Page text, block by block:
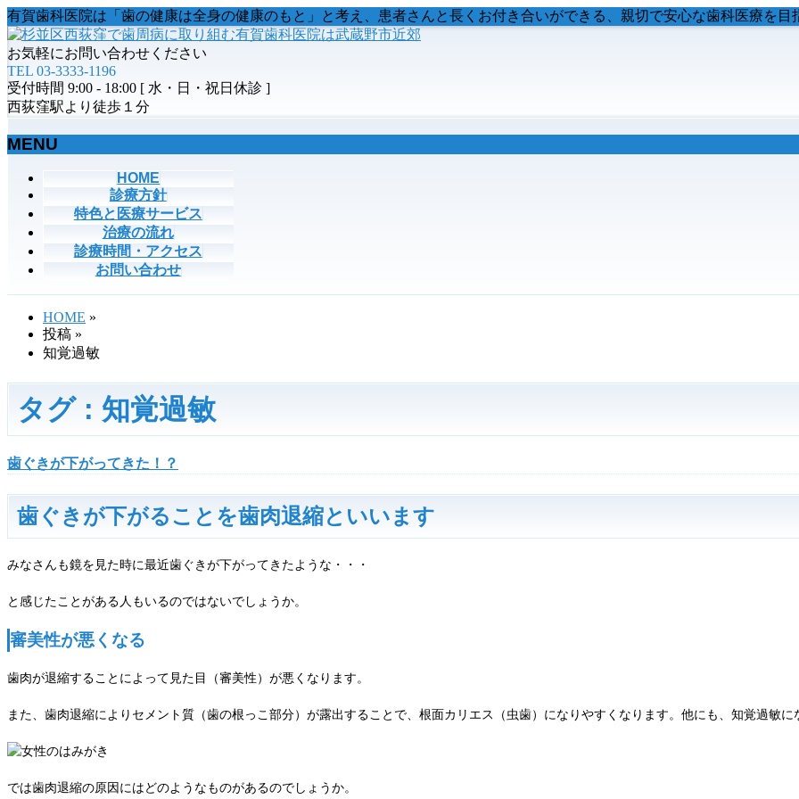
有賀歯科医院は「歯の健康は全身の健康のもと」と考え、患者さんと長くお付き合いができる、親切で安心な歯科医療を目
お気軽にお問い合わせください
TEL 03-3333-1196
受付時間 9:00 - 18:00 [ 水・日・祝日休診 ]
西荻窪駅より徒歩１分
MENU
ば
HOME
診療方針
特色と医療サービス
治療の流れ
診療時間・アクセス
お問い合わせ
HOME »
投稿 »
知覚過敏
タグ : 知覚過敏
歯ぐきが下がってきた！？
歯ぐきが下がることを歯肉退縮といいます
みなさんも鏡を見た時に最近歯ぐきが下がってきたような・・・
と感じたことがある人もいるのではないでしょうか。
審美性が悪くなる
歯肉が退縮することによって見た目（審美性）が悪くなります。
また、歯肉退縮によりセメント質（歯の根っこ部分）が露出することで、根面カリエス（虫歯）になりやすくなります。他にも、知覚過敏に
では歯肉退縮の原因にはどのようなものがあるのでしょうか。